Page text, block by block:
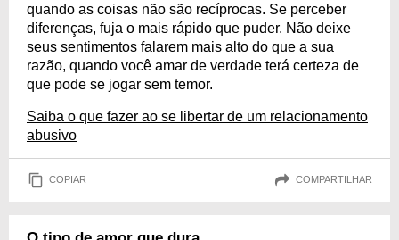
quando as coisas não são recíprocas. Se perceber
diferenças, fuja o mais rápido que puder. Não deixe
seus sentimentos falarem mais alto do que a sua
razão, quando você amar de verdade terá certeza de
que pode se jogar sem temor.
Saiba o que fazer ao se libertar de um relacionamento
abusivo
COPIAR COMPARTILHAR